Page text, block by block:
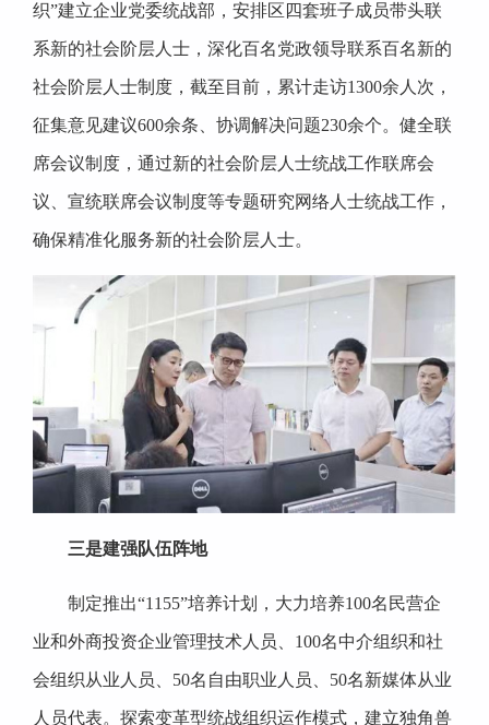
织”建立企业党委统战部，安排区四套班子成员带头联
系新的社会阶层人士，深化百名党政领导联系百名新的
社会阶层人士制度，截至目前，累计走访1300余人次，
征集意见建议600余条、协调解决问题230余个。健全联
席会议制度，通过新的社会阶层人士统战工作联席会
议、宣统联席会议制度等专题研究网络人士统战工作，
确保精准化服务新的社会阶层人士。
三是建强队伍阵地
制定推出“1155”培养计划，大力培养100名民营企
业和外商投资企业管理技术人员、100名中介组织和社
会组织从业人员、50名自由职业人员、50名新媒体从业
人员代表。探索变革型统战组织运作模式，建立独角兽